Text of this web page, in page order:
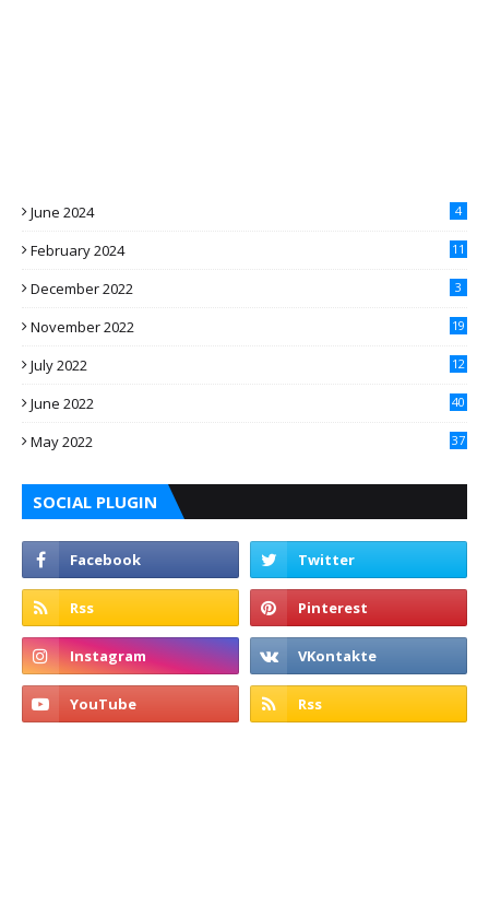
June 2024 4
February 2024 11
December 2022 3
November 2022 19
July 2022 12
June 2022 40
May 2022 37
SOCIAL PLUGIN